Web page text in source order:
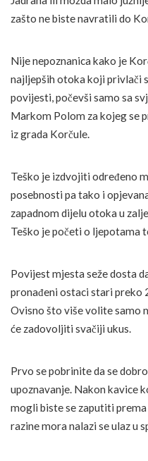
zašto ne biste navratili do
Nije nepoznanica kako je
najljepših otoka koji privlači
povijesti, počevši samo sa
Markom Polom za kojeg se
iz grada Korčule.
Teško je izdvojiti određeno
posebnosti pa tako i
zapadnom dijelu otoka u
Teško je početi o ljepotama
Povijest mjesta seže dosta
pronađeni ostaci stari preko
Ovisno što više volite samo
će zadovoljiti svačiji ukus.
Prvo se pobrinite da se
upoznavanje. Nakon kavice
mogli biste se zaputiti
razine mora nalazi se ulaz u